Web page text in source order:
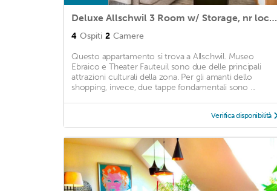
Deluxe Allschwil 3 Room w/ Storage, nr local market, by Blueground
4 Ospiti 2 Camere
Questo appartamento si trova a Allschwil. Museo
Ebraico e Theater Fauteuil sono due delle principali
attrazioni culturali della zona. Per gli amanti dello
shopping, invece, due tappe fondamentali sono ...
Verifica disponibilità